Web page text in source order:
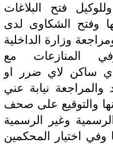
فتح البلاغات
وفتح الشكاوى لدى
وزارة الداخلية
المنازعات مع
اي ساكن لاي ضرر او
والمراجعة نيابة عني
والتوقيع على صحف
وغير الرسمية
وفي اختيار المحكمين